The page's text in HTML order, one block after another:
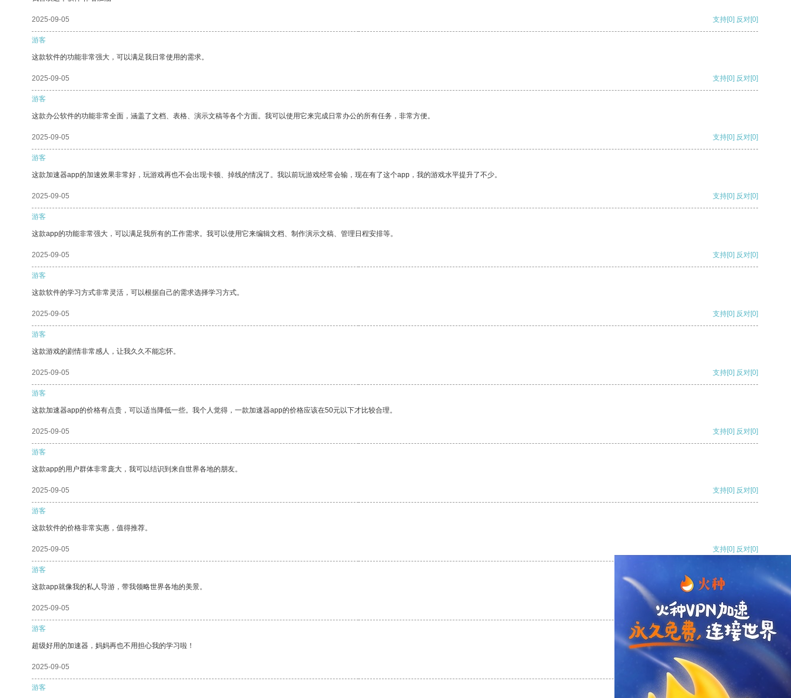
2025-09-05 支持[0] 反对[0]
游客
这款软件的功能非常强大，可以满足我日常使用的需求。
2025-09-05 支持[0] 反对[0]
游客
这款办公软件的功能非常全面，涵盖了文档、表格、演示文稿等各个方面。我可以使用它来完成日常办公的所有任务，非常方便。
2025-09-05 支持[0] 反对[0]
游客
这款加速器app的加速效果非常好，玩游戏再也不会出现卡顿、掉线的情况了。我以前玩游戏经常会输，现在有了这个app，我的游戏水平提升了不少。
2025-09-05 支持[0] 反对[0]
游客
这款app的功能非常强大，可以满足我所有的工作需求。我可以使用它来编辑文档、制作演示文稿、管理日程安排等。
2025-09-05 支持[0] 反对[0]
游客
这款软件的学习方式非常灵活，可以根据自己的需求选择学习方式。
2025-09-05 支持[0] 反对[0]
游客
这款游戏的剧情非常感人，让我久久不能忘怀。
2025-09-05 支持[0] 反对[0]
游客
这款加速器app的价格有点贵，可以适当降低一些。我个人觉得，一款加速器app的价格应该在50元以下才比较合理。
2025-09-05 支持[0] 反对[0]
游客
这款app的用户群体非常庞大，我可以结识到来自世界各地的朋友。
2025-09-05 支持[0] 反对[0]
游客
这款软件的价格非常实惠，值得推荐。
2025-09-05 支持[0] 反对[0]
游客
这款app就像我的私人导游，带我领略世界各地的美景。
2025-09-05 支持[0] 反对
游客
超级好用的加速器，妈妈再也不用担心我的学习啦！
2025-09-05 支持
游客